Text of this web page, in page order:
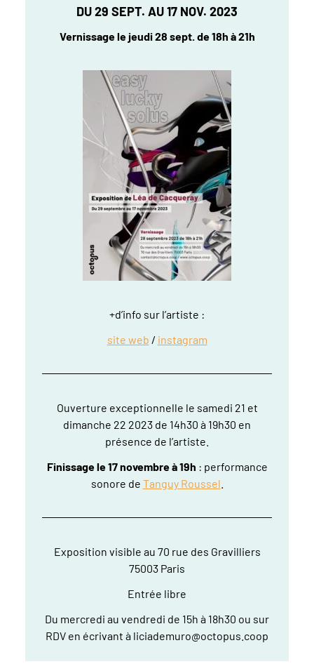
DU 29 SEPT. AU 17 NOV. 2023
Vernissage le jeudi 28 sept. de 18h à 21h
+d’info sur l’artiste :
site web / instagram
Ouverture exceptionnelle le samedi 21 et
dimanche 22 2023 de 14h30 à 19h30 en
présence de l’artiste.
Finissage le 17 novembre à 19h : performance
sonore de Tanguy Roussel
Exposition visible au 70 rue des Gravilliers
75003 Paris
Entrée libre
Du mercredi au vendredi de 15h à 18h30 ou sur
RDV en écrivant à liciademuro@octopus.coop